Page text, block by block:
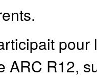
ARC R12,